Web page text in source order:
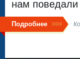
нам поведали
Подробнее